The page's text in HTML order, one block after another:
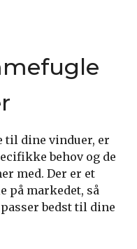
dine vinduer, er
behov og de
med. Der er et
på markedet, så
bedst til dine